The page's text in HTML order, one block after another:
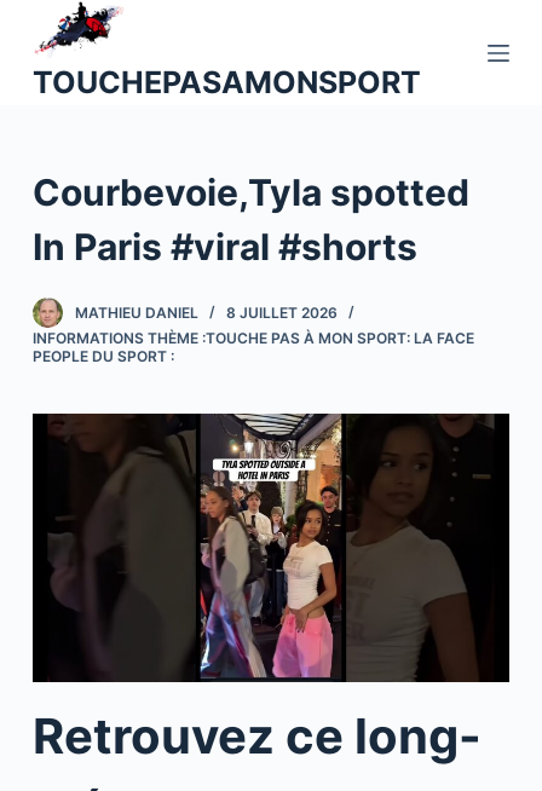
o
n
TOUCHEPASAMONSPORT
Courbevoie,Tyla spotted
In Paris #viral #shorts
MATHIEU DANIEL
8 JUILLET 2026
INFORMATIONS THÈME :TOUCHE PAS À MON SPORT: LA FACE
PEOPLE DU SPORT :
Retrouvez ce long-